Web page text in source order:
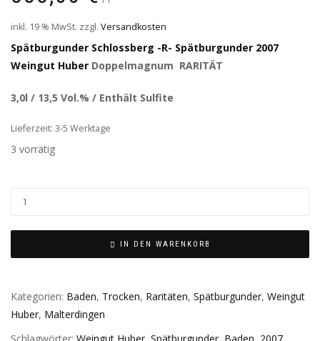
inkl. 19 % MwSt. zzgl. Versandkosten
Spätburgunder Schlossberg -R- Spätburgunder 2007
Weingut Huber Doppelmagnum RARITÄT
3,0l / 13,5 Vol.% / Enthält Sulfite
Lieferzeit: 3-5 Werktage
3 vorrätig
IN DEN WARENKORB
Kategorien: Baden, Trocken, Raritäten, Spätburgunder, Weingut
Huber, Malterdingen
Schlagwörter: Weingut Huber, Spätburgunder, Baden, 2007,